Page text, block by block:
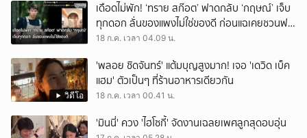
เดือดไม่พัก! ‘ทราย สก๊อต’ ฟาดกลับ ‘กฤษณ์’ เจ็บ
ทุกดอก ลั่นของแพงไม่ใช่ของดี ก่อนแฉเคยชวนฟรี
ถ่ายคอนเทนต์
18 ก.ค. เวลา 04.09 น.
วิดีโอ
'พลอย ชิดจันทร์' แต้มบุญสูงมาก! เจอ 'เดวิด เบ็ค
แฮม' ตัวเป็นๆ ที่ร้านอาหารเดียวกัน
18 ก.ค. เวลา 00.41 น.
'มินนี่' ควง 'ไฮโซกี้' จัดงานเฉลยเพศลูกสุดอบอุ่น